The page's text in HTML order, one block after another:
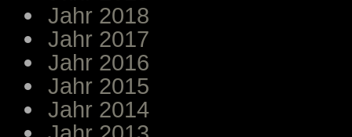
Jahr 2018
Jahr 2017
Jahr 2016
Jahr 2015
Jahr 2014